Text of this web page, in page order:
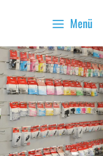
Menü